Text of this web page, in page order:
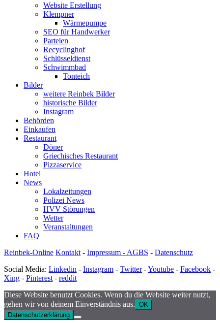
Website Erstellung
Klempner
Wärmepumpe
SEO für Handwerker
Parteien
Recyclinghof
Schlüsseldienst
Schwimmbad
Tonteich
Bilder
weitere Reinbek Bilder
historische Bilder
Instagram
Behörden
Einkaufen
Restaurant
Döner
Griechisches Restaurant
Pizzaservice
Hotel
News
Lokalzeitungen
Polizei News
HVV Störungen
Wetter
Veranstaltungen
FAQ
Reinbek-Online Kontakt - Impressum - AGBS - Datenschutz
Social Media: Linkedin - Instagram - Twitter-Youtube - Facebook -
Xing - Pinterest - reddit
Diese Website benutzt Cookies. Wenn du die Website weiter nutzt,
gehen wir von deinem Einverständnis aus. OK
Datenschutzerklärung